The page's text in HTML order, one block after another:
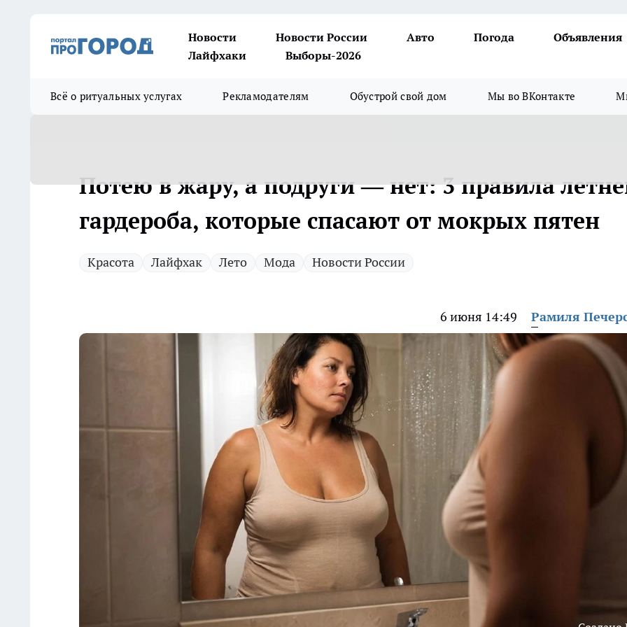
Новости Новости России Авто Погода
Объявления
Лайфхаки
Выборы-2026
Всё о ритуальных услугах Рекламодателям Обустрой свой дом Мы во ВКонтакте
Потею в жару, а подруги — нет: 3 правила
гардероба, которые спасают от мокрых пятен
Красота Лайфхак Лето Мода Новости России
6 июня 14:49 Рамиля